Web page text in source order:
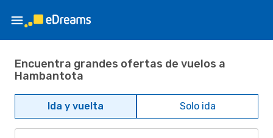
Encuentra grandes ofertas de vuelos a
Hambantota
Ida y vuelta Solo ida